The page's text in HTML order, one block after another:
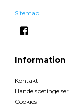
Sitemap
Information
Kontakt
Handelsbetingelser
Cookies